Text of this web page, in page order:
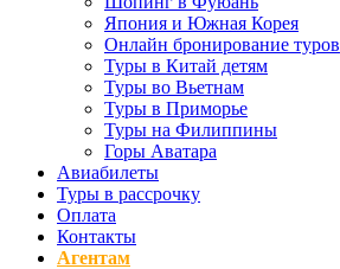
Япония и Южная Корея
Онлайн бронирование туров
Туры в Китай детям
Туры во Вьетнам
Туры в Приморье
Туры на Филиппины
Горы Аватара
Авиабилеты
Туры в рассрочку
Оплата
Контакты
Агентам